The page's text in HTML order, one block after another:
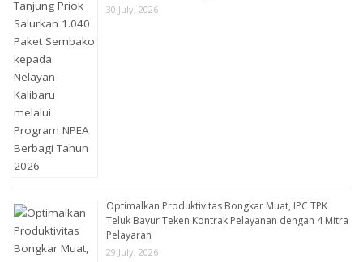
30 July, 2026
Optimalkan Produktivitas Bongkar Muat, IPC TPK
Teluk Bayur Teken Kontrak Pelayanan dengan 4 Mitra
Pelayaran
29 July, 2026